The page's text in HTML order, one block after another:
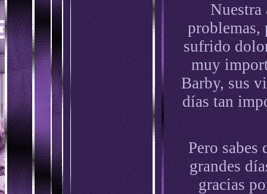
Nuestra
problemas,
sufrido
muy
Barby, sus
días tan
Pero sabes
grandes
gracias